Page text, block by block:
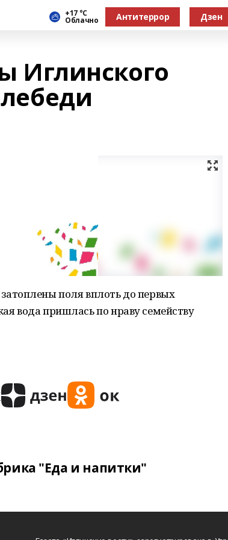
+17 °С
Облачно Антитеррор Дзен
Иглинского
поля вплоть до первых
вода пришлась по нраву семейству
"Еда и напитки"